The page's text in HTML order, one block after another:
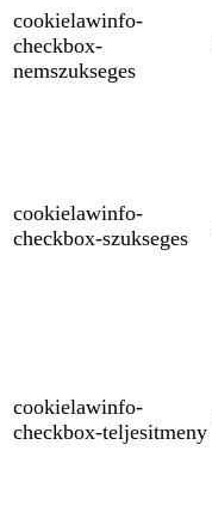
cookielawinfo-
checkbox-
nemszukseges
cookielawinfo-
checkbox-szukseges
cookielawinfo-
checkbox-teljesitmeny